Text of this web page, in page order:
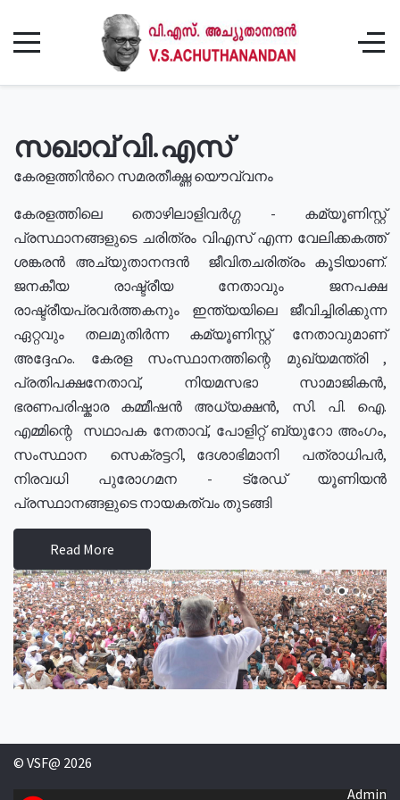
സഖാവ് വി.എസ്
കേരളത്തിൻറെ സമരതീക്ഷ്ണ യൌവ്വനം
കേരളത്തിലെ തൊഴിലാളിവർഗ്ഗ - കമ്യൂണിസ്റ്റ്
പ്രസ്ഥാനങ്ങളുടെ ചരിത്രം വിഎസ് എന്ന വേലിക്കകത്ത്
ശങ്കരൻ അച്യുതാനന്ദൻ ജീവിതചരിത്രം കൂടിയാണ്.
ജനകീയ രാഷ്ട്രീയ നേതാവും ജനപക്ഷ
രാഷ്ട്രീയപ്രവർത്തകനും ഇന്ത്യയിലെ ജീവിച്ചിരിക്കുന്ന
ഏറ്റവും തലമുതിർന്ന കമ്യൂണിസ്റ്റ് നേതാവുമാണ്
അദ്ദേഹം. കേരള സംസ്ഥാനത്തിന്റെ മുഖ്യമന്ത്രി ,
പ്രതിപക്ഷനേതാവ്, നിയമസഭാ സാമാജികൻ,
ഭരണപരിഷ്കാര കമ്മീഷൻ അധ്യക്ഷൻ, സി. പി. ഐ.
എമ്മിന്റെ സഥാപക നേതാവ്, പോളിറ്റ് ബ്യുറോ അംഗം,
സംസ്ഥാന സെക്രട്ടറി, ദേശാഭിമാനി പത്രാധിപർ,
നിരവധി പുരോഗമന - ട്രേഡ് യൂണിയൻ
പ്രസ്ഥാനങ്ങളുടെ നായകത്വം തുടങ്ങി
Read More
© VSF@ 2026
Admin